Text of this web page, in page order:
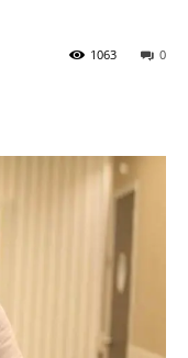
0
1063